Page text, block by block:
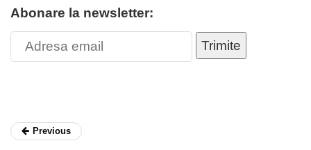
Abonare la newsletter:
Trimite
Previous